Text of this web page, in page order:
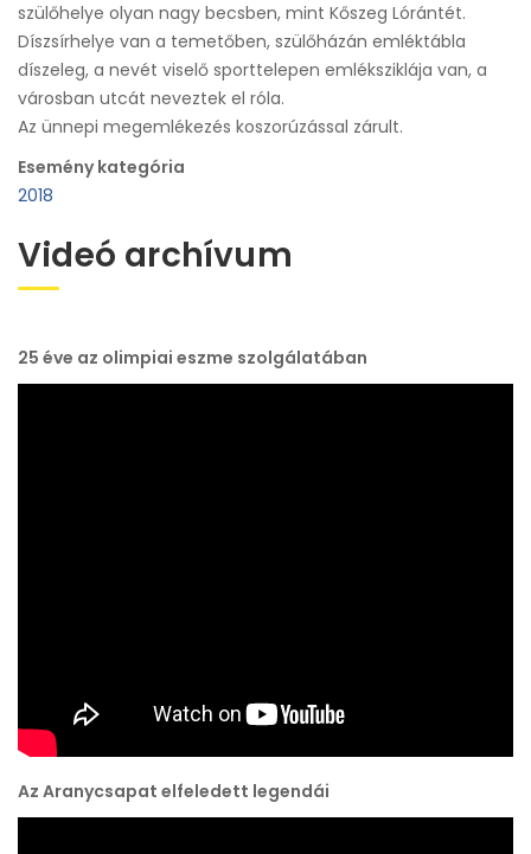
szülőhelye olyan nagy becsben, mint Kőszeg Lórántét.
Díszsírhelye van a temetőben, szülőházán emléktábla
díszeleg, a nevét viselő sporttelepen emléksziklája van, a
városban utcát neveztek el róla.
Az ünnepi megemlékezés koszorúzással zárult.
Esemény kategória
2018
Videó archívum
25 éve az olimpiai eszme szolgálatában
Az Aranycsapat elfeledett legendái